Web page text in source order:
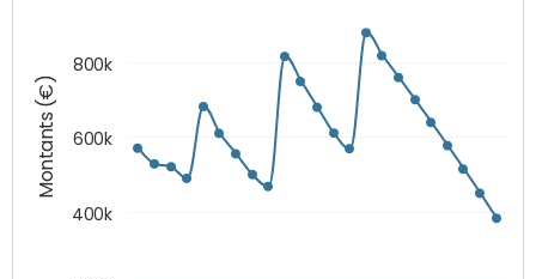
Montants (€)
400k
600k
800k